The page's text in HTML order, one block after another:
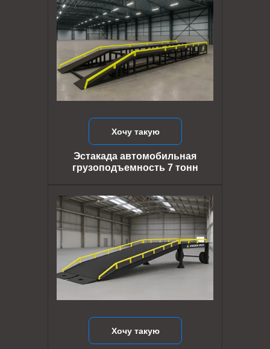
Хочу такую
Хочу такую
Эстакада автомобильная
грузоподъемность 7 тонн